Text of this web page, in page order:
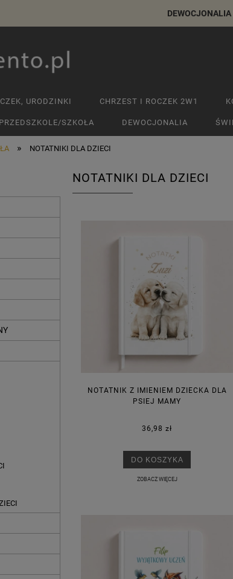
URODZINKI CHRZEST I ROCZEK 2W1
PRZEDSZKOLE/SZKOŁA DEWOCJONALIA
» NOTATNIKI DLA DZIECI
NOTATNIKI DLA DZIECI
NOTATNIK Z IMIENIEM DZIECKA DLA
PSIEJ MAMY
36,98 zł
DO KOSZYKA
ZOBACZ WIĘCEJ